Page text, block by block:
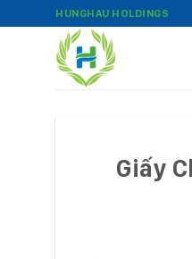
qua
HUNGHAU HOLDINGS
Giấy